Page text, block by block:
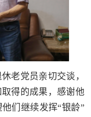
老党员亲切交谈，
得的成果，感谢他
们继续发挥“银龄”